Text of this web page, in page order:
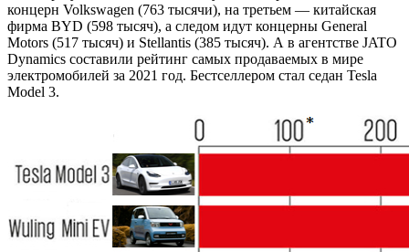
концерн Volkswagen (763 тысячи), на третьем — китайская
фирма BYD (598 тысяч), а следом идут концерны General
Motors (517 тысяч) и Stellantis (385 тысяч). А в агентстве JATO
Dynamics составили рейтинг самых продаваемых в мире
электромобилей за 2021 год. Бестселлером стал седан Tesla
Model 3.